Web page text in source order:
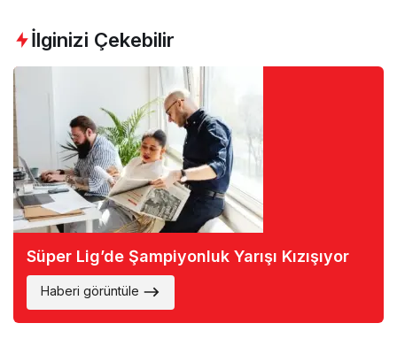
İlginizi Çekebilir
Süper Lig’de Şampiyonluk Yarışı Kızışıyor
Haberi görüntüle